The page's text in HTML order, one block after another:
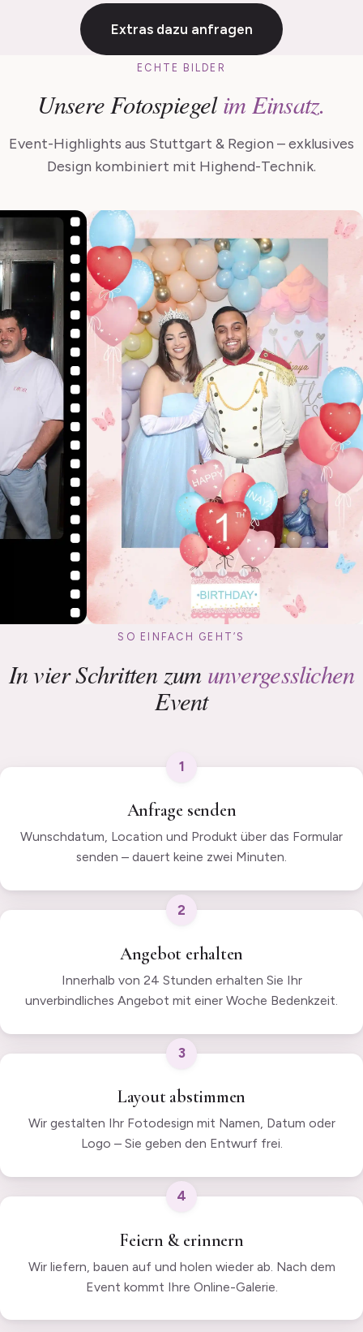
Extras dazu anfragen
ECHTE BILDER
Unsere Fotospiegelim Einsatz.
Event-Highlights aus Stuttgart & Region – exklusives
Design kombiniert mit Highend-Technik.
SO EINFACH GEHT’S
In vier Schritten zumunvergesslichen
Event
1
Anfrage senden
Wunschdatum, Location und Produkt über das Formular
senden – dauert keine zwei Minuten.
2
Angebot erhalten
Innerhalb von 24 Stunden erhalten Sie Ihr
unverbindliches Angebot mit einer Woche Bedenkzeit.
3
Layout abstimmen
Wir gestalten Ihr Fotodesign mit Namen, Datum oder
Logo – Sie geben den Entwurf frei.
4
Feiern & erinnern
Wir liefern, bauen auf und holen wieder ab. Nach dem
Event kommt Ihre Online-Galerie.